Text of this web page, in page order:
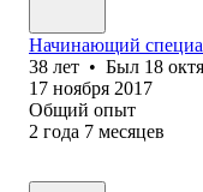
Начинающий
38 лет • Был 18
17 ноября 2017
Общий опыт
2 года 7 месяцев